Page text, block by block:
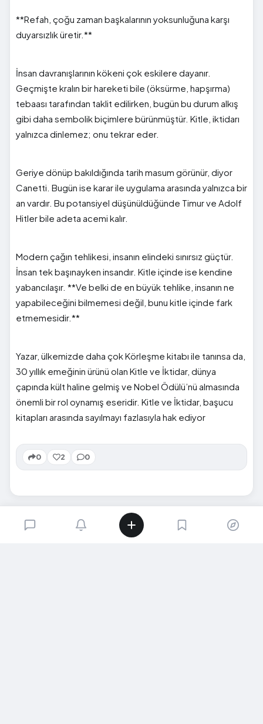
**Refah, çoğu zaman başkalarının yoksunluğuna karşı
duyarsızlık üretir.**
İnsan davranışlarının kökeni çok eskilere dayanır.
Geçmişte kralın bir hareketi bile (öksürme, hapşırma)
tebaası tarafından taklit edilirken, bugün bu durum alkış
gibi daha sembolik biçimlere bürünmüştür. Kitle, iktidarı
yalnızca dinlemez; onu tekrar eder.
Geriye dönüp bakıldığında tarih masum görünür, diyor
Canetti. Bugün ise karar ile uygulama arasında yalnızca bir
an vardır. Bu potansiyel düşünüldüğünde Timur ve Adolf
Hitler bile adeta acemi kalır.
Modern çağın tehlikesi, insanın elindeki sınırsız güçtür.
İnsan tek başınayken insandır. Kitle içinde ise kendine
yabancılaşır. **Ve belki de en büyük tehlike, insanın ne
yapabileceğini bilmemesi değil, bunu kitle içinde fark
etmemesidir.**
Yazar, ülkemizde daha çok Körleşme kitabı ile tanınsa da,
30 yıllık emeğinin ürünü olan Kitle ve İktidar, dünya
çapında kült haline gelmiş ve Nobel Ödülü’nü almasında
önemli bir rol oynamış eseridir. Kitle ve İktidar, başucu
kitapları arasında sayılmayı fazlasıyla hak ediyor
0 2 0
SIRADAKI İÇERIK